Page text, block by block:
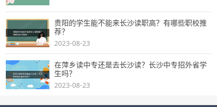
贵阳的学生能不能来长沙读职高？有哪些职校推
荐？
2023-08-23
在萍乡读中专还是去长沙读？长沙中专招外省学
生吗？
2023-08-23